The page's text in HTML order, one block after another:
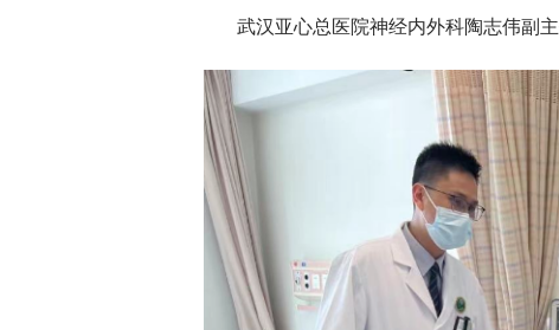
武汉亚心总医院神经内外科陶志伟副